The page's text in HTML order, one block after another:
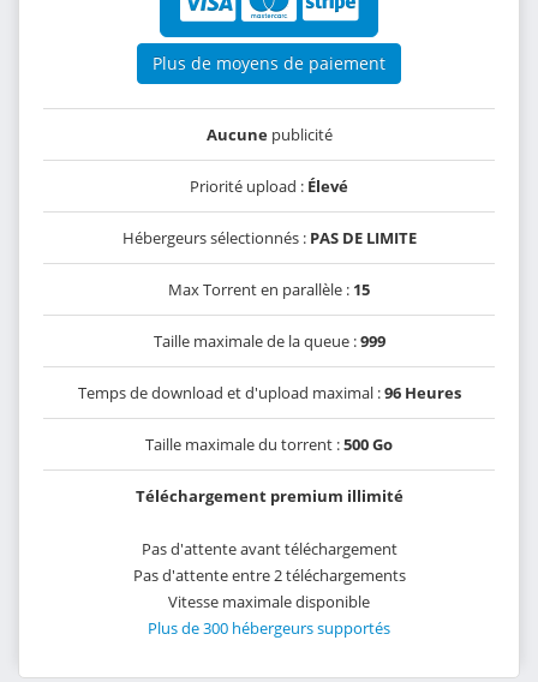
Plus de moyens de paiement
Aucunepublicité
Priorité upload : Élevé
Hébergeurs sélectionnés : PAS DE LIMITE
Max Torrent en parallèle : 15
Taille maximale de la queue :999
Temps de download et d'upload maximal :96 Heures
Taille maximale du torrent :500 Go
Téléchargement premium illimité
Pas d'attente avant téléchargement
Pas d'attente entre 2 téléchargements
Vitesse maximale disponible
Plus de 300 hébergeurs supportés